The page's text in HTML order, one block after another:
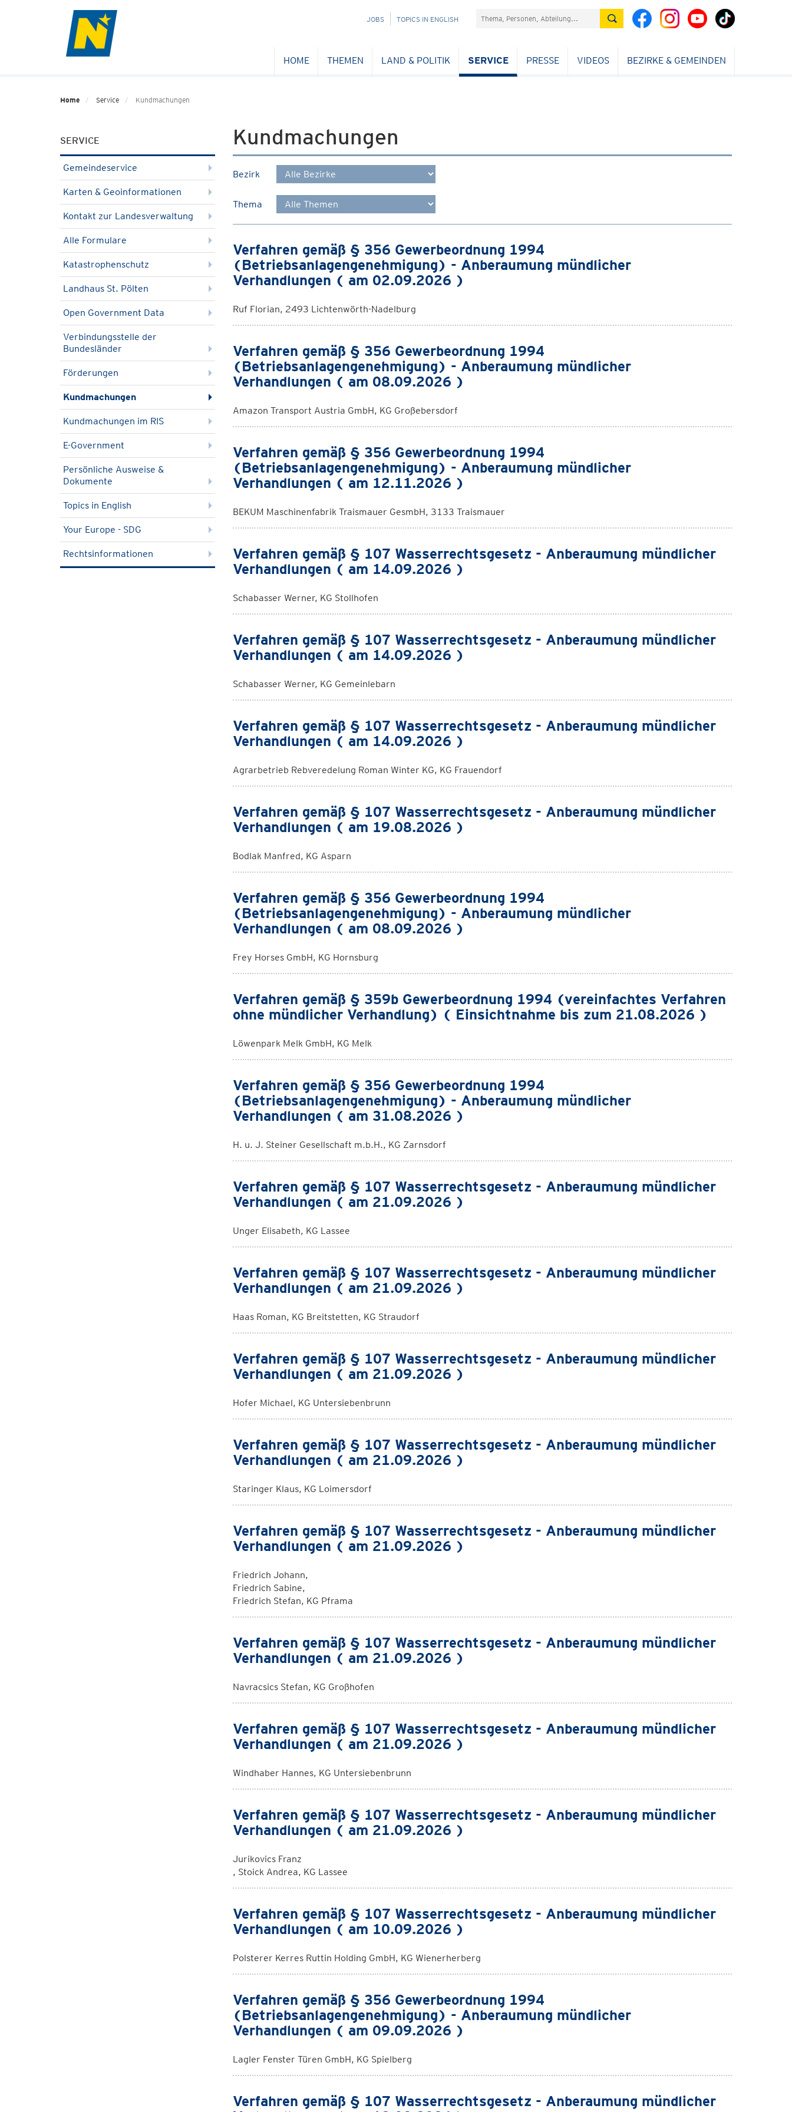
NAVIGATION
JOBS TOPICS IN ENGLISH Suchefeld
HOME THEMEN LAND & POLITIK SERVICE PRESSE VIDEOS BEZIRKE & GEMEINDEN
Home Service Kundmachungen
SERVICE
Gemeindeservice
Karten & Geoinformationen
Kontakt zur Landesverwaltung
Alle Formulare
Katastrophenschutz
Landhaus St. Pölten
Open Government Data
Verbindungsstelle der
Bundesländer
Förderungen
Kundmachungen
Kundmachungen im RIS
E-Government
Persönliche Ausweise &
Dokumente
Topics in English
Your Europe - SDG
Rechtsinformationen
Kundmachungen
Bezirk
Thema
Verfahren gemäß § 356 Gewerbeordnung 1994
(Betriebsanlagengenehmigung) - Anberaumung mündlicher
Verhandlungen ( am 02.09.2026 )
Ruf Florian, 2493 Lichtenwörth-Nadelburg
Verfahren gemäß § 356 Gewerbeordnung 1994
(Betriebsanlagengenehmigung) - Anberaumung mündlicher
Verhandlungen ( am 08.09.2026 )
Amazon Transport Austria GmbH, KG Großebersdorf
Verfahren gemäß § 356 Gewerbeordnung 1994
(Betriebsanlagengenehmigung) - Anberaumung mündlicher
Verhandlungen ( am 12.11.2026 )
BEKUM Maschinenfabrik Traismauer GesmbH, 3133 Traismauer
Verfahren gemäß § 107 Wasserrechtsgesetz - Anberaumung mündlicher
Verhandlungen ( am 14.09.2026 )
Schabasser Werner, KG Stollhofen
Verfahren gemäß § 107 Wasserrechtsgesetz - Anberaumung mündlicher
Verhandlungen ( am 14.09.2026 )
Schabasser Werner, KG Gemeinlebarn
Verfahren gemäß § 107 Wasserrechtsgesetz - Anberaumung mündlicher
Verhandlungen ( am 14.09.2026 )
Agrarbetrieb Rebveredelung Roman Winter KG, KG Frauendorf
Verfahren gemäß § 107 Wasserrechtsgesetz - Anberaumung mündlicher
Verhandlungen ( am 19.08.2026 )
Bodlak Manfred, KG Asparn
Verfahren gemäß § 356 Gewerbeordnung 1994
(Betriebsanlagengenehmigung) - Anberaumung mündlicher
Verhandlungen ( am 08.09.2026 )
Frey Horses GmbH, KG Hornsburg
Verfahren gemäß § 359b Gewerbeordnung 1994 (vereinfachtes Verfahren
ohne mündlicher Verhandlung) ( Einsichtnahme bis zum 21.08.2026 )
Löwenpark Melk GmbH, KG Melk
Verfahren gemäß § 356 Gewerbeordnung 1994
(Betriebsanlagengenehmigung) - Anberaumung mündlicher
Verhandlungen ( am 31.08.2026 )
H. u. J. Steiner Gesellschaft m.b.H., KG Zarnsdorf
Verfahren gemäß § 107 Wasserrechtsgesetz - Anberaumung mündlicher
Verhandlungen ( am 21.09.2026 )
Unger Elisabeth, KG Lassee
Verfahren gemäß § 107 Wasserrechtsgesetz - Anberaumung mündlicher
Verhandlungen ( am 21.09.2026 )
Haas Roman, KG Breitstetten, KG Straudorf
Verfahren gemäß § 107 Wasserrechtsgesetz - Anberaumung mündlicher
Verhandlungen ( am 21.09.2026 )
Hofer Michael, KG Untersiebenbrunn
Verfahren gemäß § 107 Wasserrechtsgesetz - Anberaumung mündlicher
Verhandlungen ( am 21.09.2026 )
Staringer Klaus, KG Loimersdorf
Verfahren gemäß § 107 Wasserrechtsgesetz - Anberaumung mündlicher
Verhandlungen ( am 21.09.2026 )
Friedrich Johann,
Friedrich Sabine,
Friedrich Stefan, KG Pframa
Verfahren gemäß § 107 Wasserrechtsgesetz - Anberaumung mündlicher
Verhandlungen ( am 21.09.2026 )
Navracsics Stefan, KG Großhofen
Verfahren gemäß § 107 Wasserrechtsgesetz - Anberaumung mündlicher
Verhandlungen ( am 21.09.2026 )
Windhaber Hannes, KG Untersiebenbrunn
Verfahren gemäß § 107 Wasserrechtsgesetz - Anberaumung mündlicher
Verhandlungen ( am 21.09.2026 )
Jurikovics Franz
, Stoick Andrea, KG Lassee
Verfahren gemäß § 107 Wasserrechtsgesetz - Anberaumung mündlicher
Verhandlungen ( am 10.09.2026 )
Polsterer Kerres Ruttin Holding GmbH, KG Wienerherberg
Verfahren gemäß § 356 Gewerbeordnung 1994
(Betriebsanlagengenehmigung) - Anberaumung mündlicher
Verhandlungen ( am 09.09.2026 )
Lagler Fenster Türen GmbH, KG Spielberg
Verfahren gemäß § 107 Wasserrechtsgesetz - Anberaumung mündlicher